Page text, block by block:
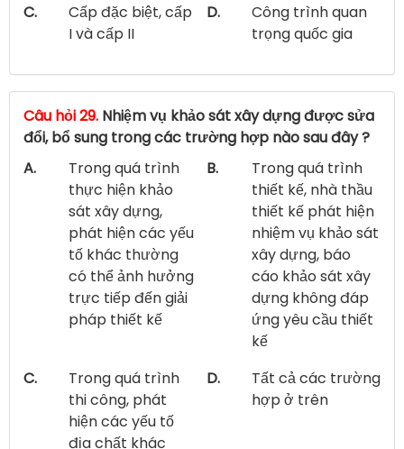
C.
Cấp đặc biệt, cấp
I và cấp II
D.
Công trình quan
trọng quốc gia
Câu hỏi 29. Nhiệm vụ khảo sát xây dựng được sửa
đổi, bổ sung trong các trường hợp nào sau đây ?
A.
Trong quá trình
thực hiện khảo
sát xây dựng,
phát hiện các yếu
tố khác thường
có thể ảnh hưởng
trực tiếp đến giải
pháp thiết kế
B.
Trong quá trình
thiết kế, nhà thầu
thiết kế phát hiện
nhiệm vụ khảo sát
xây dựng, báo
cáo khảo sát xây
dựng không đáp
ứng yêu cầu thiết
kế
C.
Trong quá trình
thi công, phát
hiện các yếu tố
địa chất khác
D.
Tất cả các trường
hợp ở trên